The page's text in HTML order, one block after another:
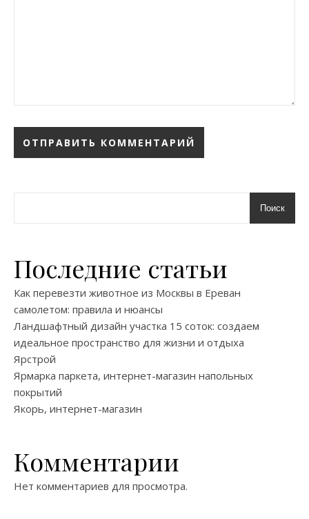
Поиск
Последние статьи
Как перевезти животное из Москвы в Ереван
самолетом: правила и нюансы
Ландшафтный дизайн участка 15 соток: создаем
идеальное пространство для жизни и отдыха
Ярстрой
Ярмарка паркета, интернет-магазин напольных
покрытий
Якорь, интернет-магазин
Комментарии
Нет комментариев для просмотра.